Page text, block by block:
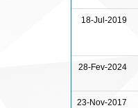
18-Jul-2019
28-Fev-2024
23-Nov-2017